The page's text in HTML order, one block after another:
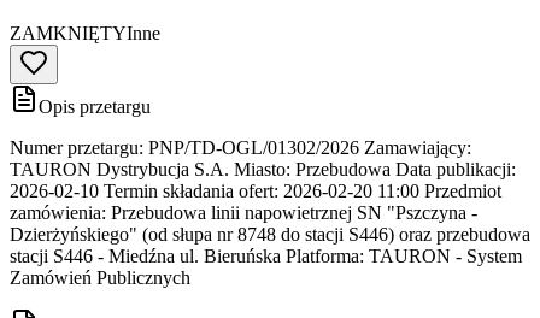
ZAMKNIĘTYInne
Opis przetargu
Numer przetargu: PNP/TD-OGL/01302/2026 Zamawiający:
TAURON Dystrybucja S.A. Miasto: Przebudowa Data publikacji:
2026-02-10 Termin składania ofert: 2026-02-20 11:00 Przedmiot
zamówienia: Przebudowa linii napowietrznej SN "Pszczyna -
Dzierżyńskiego" (od słupa nr 8748 do stacji S446) oraz przebudowa
stacji S446 - Miedźna ul. Bieruńska Platforma: TAURON - System
Zamówień Publicznych